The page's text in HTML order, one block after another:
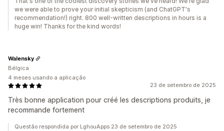
we were able to prove your initial skepticism (and ChatGPT's
recommendation!) right. 800 well-written descriptions in hours is a
huge win! Thanks for the kind words!
23 de setembro de 2025
Très bonne application pour créé les descriptions produits, je
recommande fortement
Walensky
Bélgica
4 meses usando a aplicação
Questão respondida por LghouApps 23 de setembro de 2025